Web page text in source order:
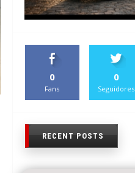
0
Fans
0
Seguidores
RECENT POSTS